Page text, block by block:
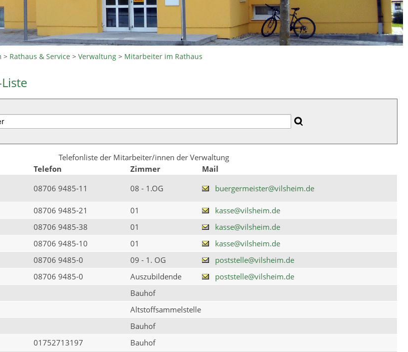
> Rathaus & Service >Verwaltung > Mitarbeiter im Rathaus
Telefonliste der Mitarbeiter/innen der Verwaltung
Telefon Zimmer
Mail
08706 9485-11 08 - 1.OG buergermeister@vilsheim.de
08706 9485-21 01
kasse@vilsheim.de
08706 9485-38 01
kasse@vilsheim.de
08706 9485-10 01
kasse@vilsheim.de
08706 9485-0 09 - 1. OG
poststelle@vilsheim.de
08706 9485-0 Auszubildende
poststelle@vilsheim.de
Bauhof
Altstoffsammelstelle
Bauhof
01752713197
Bauhof